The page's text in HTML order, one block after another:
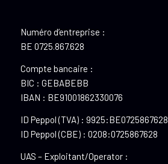
Numéro d’entreprise :
BE 0725.867.628
Compte bancaire :
BIC : GEBABEBB
IBAN : BE91001862330076
ID Peppol (TVA) : 9925:BE0725867628
ID Peppol (CBE) : 0208:0725867628
UAS – Exploitant/Operator :